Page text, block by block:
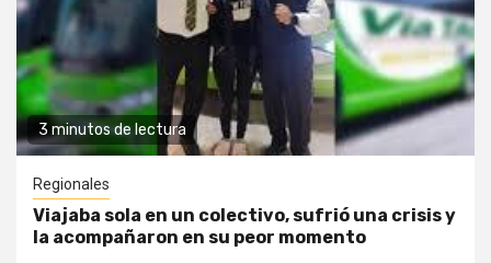
3 minutos de lectura
Regionales
Viajaba sola en un colectivo, sufrió una crisis y
la acompañaron en su peor momento